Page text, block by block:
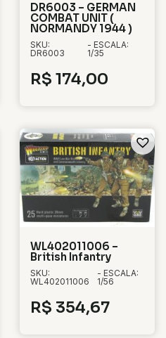
DR6003 – GERMAN
COMBAT UNIT (
NORMANDY 1944 )
SKU:
DR6003
- ESCALA:
1/35
R$ 174,00
WL402011006 –
British Infantry
SKU:
WL402011006
- ESCALA:
1/56
R$ 354,67